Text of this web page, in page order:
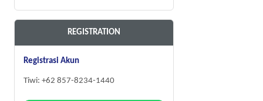
REGISTRATION
Registrasi Akun
Tiwi: +62 857-8234-1440